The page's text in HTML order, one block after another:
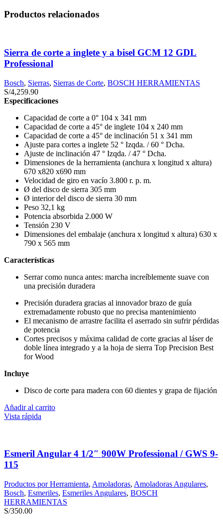
Productos relacionados
Sierra de corte a inglete y a bisel GCM 12 GDL
Professional
Bosch, Sierras, Sierras de Corte, BOSCH HERRAMIENTAS
S/4,259.90
Especificaciones
Capacidad de corte a 0° 104 x 341 mm
Capacidad de corte a 45° de inglete 104 x 240 mm
Capacidad de corte a 45° de inclinación 51 x 341 mm
Ajuste para cortes a inglete 52 ° Izqda. / 60 ° Dcha.
Ajuste de inclinación 47 ° Izqda. / 47 ° Dcha.
Dimensiones de la herramienta (anchura x longitud x altura)
670 x820 x690 mm
Velocidad de giro en vacío 3.800 r. p. m.
Ø del disco de sierra 305 mm
Ø interior del disco de sierra 30 mm
Peso 32,1 kg
Potencia absorbida 2.000 W
Tensión 230 V
Dimensiones del embalaje (anchura x longitud x altura) 630 x
790 x 565 mm
Características
Serrar como nunca antes: marcha increíblemente suave con
una precisión duradera
Precisión duradera gracias al innovador brazo de guía
extremadamente robusto que no precisa mantenimiento
El mecanismo de arrastre facilita el aserrado sin sufrir pérdidas
de potencia
Cortes precisos y máxima calidad de corte gracias al láser de
doble línea integrado y a la hoja de sierra Top Precision Best
for Wood
Incluye
Disco de corte para madera con 60 dientes y grapa de fijación
Añadir al carrito
Vista rápida
Esmeril Angular 4 1/2″ 900W Professional / GWS 9-
115
Productos por Herramienta, Amoladoras, Amoladoras Angulares,
Bosch, Esmeriles, Esmeriles Angulares, BOSCH
HERRAMIENTAS
S/350.00